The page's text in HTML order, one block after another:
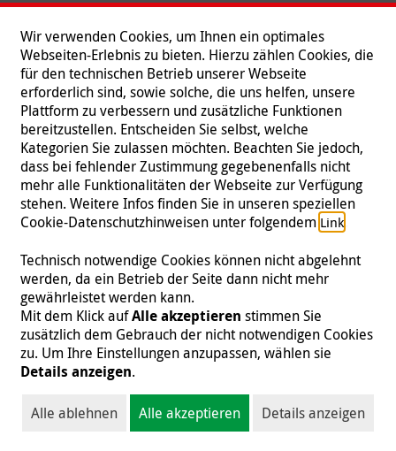
Myanmar
Unterstützen Sie unsere Projekte mit
Ihrer Spende!
Jetzt spenden
Wir verwenden Cookies, um Ihnen ein optimales
Webseiten-Erlebnis zu bieten. Hierzu zählen Cookies, die
für den technischen Betrieb unserer Webseite
erforderlich sind, sowie solche, die uns helfen, unsere
Plattform zu verbessern und zusätzliche Funktionen
bereitzustellen. Entscheiden Sie selbst, welche
Kategorien Sie zulassen möchten. Beachten Sie jedoch,
dass bei fehlender Zustimmung gegebenenfalls nicht
mehr alle Funktionalitäten der Webseite zur Verfügung
stehen. Weitere Infos finden Sie in unseren speziellen
Cookie-Datenschutzhinweisen unter folgendem Link.
Technisch notwendige Cookies können nicht abgelehnt
werden, da ein Betrieb der Seite dann nicht mehr
gewährleistet werden kann.
Mit dem Klick aufAlle akzeptieren stimmen Sie
zusätzlich dem Gebrauch der nicht notwendigen Cookies
zu. Um Ihre Einstellungen anzupassen, wählen sie
Details anzeigen.
Alle ablehnen Alle akzeptieren Details anzeigen